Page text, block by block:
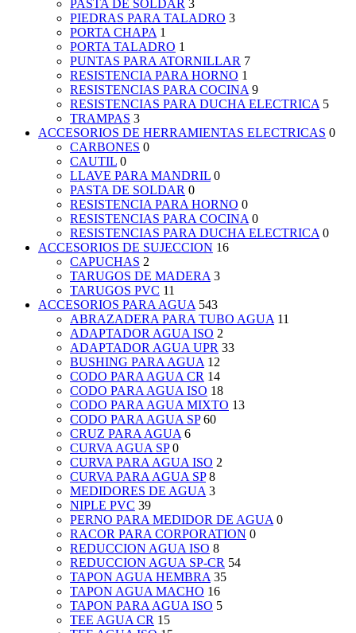
PASTA DE SOLDAR 3
PIEDRAS PARA TALADRO 3
PORTA CHAPA 1
PORTA TALADRO 1
PUNTAS PARA ATORNILLAR 7
RESISTENCIA PARA HORNO 1
RESISTENCIAS PARA COCINA 9
RESISTENCIAS PARA DUCHA ELECTRICA 5
TRAMPAS 3
ACCESORIOS DE HERRAMIENTAS ELECTRICAS 0
CARBONES 0
CAUTIL 0
LLAVE PARA MANDRIL 0
PASTA DE SOLDAR 0
RESISTENCIA PARA HORNO 0
RESISTENCIAS PARA COCINA 0
RESISTENCIAS PARA DUCHA ELECTRICA 0
ACCESORIOS DE SUJECCION 16
CAPUCHAS 2
TARUGOS DE MADERA 3
TARUGOS PVC 11
ACCESORIOS PARA AGUA 543
ABRAZADERA PARA TUBO AGUA 11
ADAPTADOR AGUA ISO 2
ADAPTADOR AGUA UPR 33
BUSHING PARA AGUA 12
CODO PARA AGUA CR 14
CODO PARA AGUA ISO 18
CODO PARA AGUA MIXTO 13
CODO PARA AGUA SP 60
CRUZ PARA AGUA 6
CURVA AGUA SP 0
CURVA PARA AGUA ISO 2
CURVA PARA AGUA SP 8
MEDIDORES DE AGUA 3
NIPLE PVC 39
PERNO PARA MEDIDOR DE AGUA 0
RACOR PARA CORPORATION 0
REDUCCION AGUA ISO 8
REDUCCION AGUA SP-CR 54
TAPON AGUA HEMBRA 35
TAPON AGUA MACHO 16
TAPON PARA AGUA ISO 5
TEE AGUA CR 15